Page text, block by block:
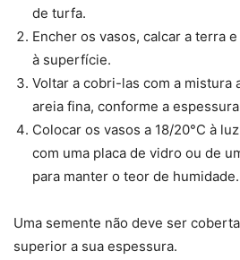
de turfa.
Encher os vasos, calcar a terra
à superfície.
Voltar a cobri-las com a mistura
areia fina, conforme a
Colocar os vasos a 18/20°C à
com uma placa de vidro ou de
para manter o teor de humidade.
Uma semente não deve ser
superior a sua espessura.